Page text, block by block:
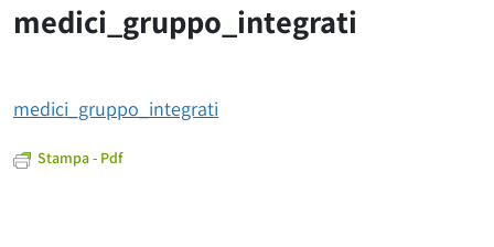
medici_gruppo_integrati
medici_gruppo_integrati
Stampa - Pdf